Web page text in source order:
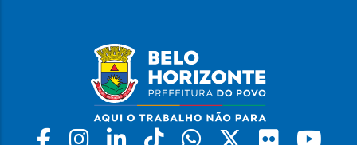
Facebook
Instagram
LinkedinTiktokWhatsapp
X Flickr